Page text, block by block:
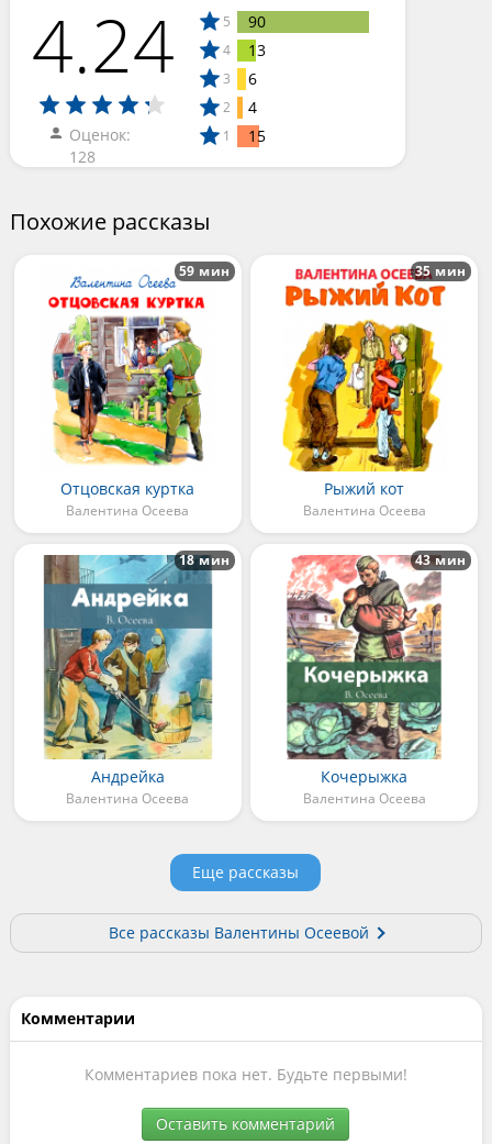
4.24
Оценок:
128
5 90
4 13
3 6
2 4
1 15
Похожие рассказы
Отцовская куртка
Валентина Осеева
59 мин
Рыжий кот
Валентина Осеева
35 мин
Андрейка
Валентина Осеева
18 мин
Кочерыжка
Валентина Осеева
43 мин
Еще рассказы
Все рассказы Валентины Осеевой
Комментарии
Комментариев пока нет. Будьте первыми!
Оставить комментарий